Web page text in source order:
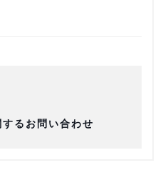
るお問い合わせ